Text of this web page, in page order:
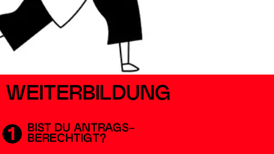
WEITERBILDUNG
BIST DU ANTRAGS-
BERECHTIGT?